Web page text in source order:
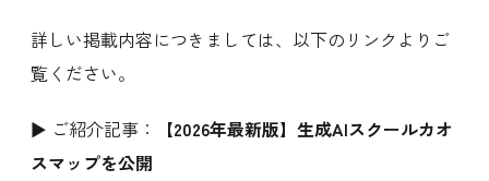
詳しい掲載内容につきましては、以下のリンクよりご
覧ください。
▶ ご紹介記事：
【2026年最新版】生成AIスクールカオ
スマップを公開